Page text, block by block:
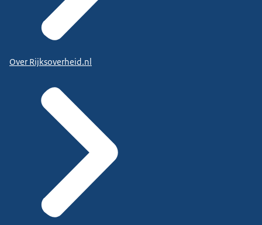
Over Rijksoverheid.nl